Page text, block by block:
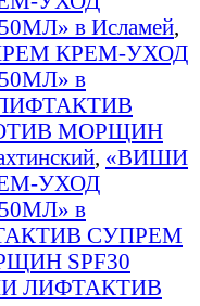
в Исламей,
КРЕМ-УХОД
в
МОРЩИН
, «ВИШИ
УХОД
в
СУПРЕМ
SPF30
ЛИФТАКТИВ